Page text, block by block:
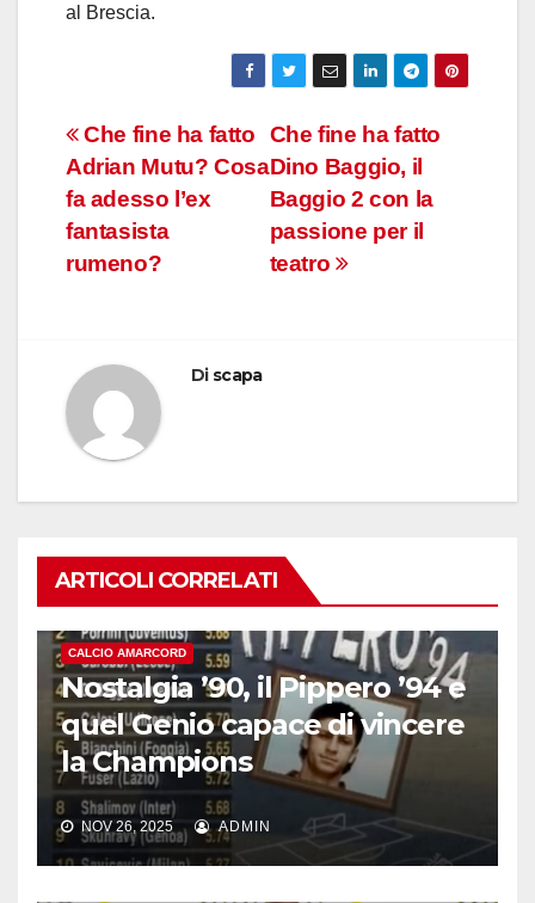
al Brescia.
Navigazione
articoli
Che fine ha fatto
Dino Baggio, il
Baggio 2 con la
passione per il
teatro
Che fine ha fatto
Adrian Mutu? Cosa
fa adesso l’ex
fantasista
rumeno?
Di scapa
ARTICOLI CORRELATI
CALCIO AMARCORD
Nostalgia ’90, il Pippero ’94 e
quel Genio capace di vincere
la Champions
NOV 26, 2025 ADMIN
CALCIO AMARCORD